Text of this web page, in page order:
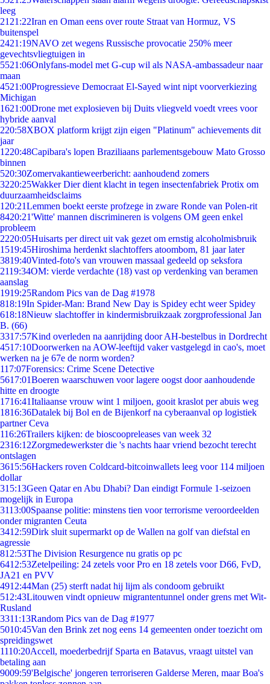
leeg
21 21:22Iran en Oman eens over route Straat van Hormuz, VS
buitenspel
2421:19NAVO zet wegens Russische provocatie 250% meer
gevechtsvliegtuigen in
5521:06Onlyfans-model met G-cup wil als NASA-ambassadeur naar
maan
4521:00Progressieve Democraat El-Sayed wint nipt voorverkiezing
Michigan
1621:00Drone met explosieven bij Duits vliegveld voedt vrees voor
hybride aanval
220:58XBOX platform krijgt zijn eigen "Platinum" achievements dit
jaar
1220:48Capibara's lopen Braziliaans parlementsgebouw Mato Grosso
binnen
520:30Zomervakantieweerbericht: aanhoudend zomers
3220:25Wakker Dier dient klacht in tegen insectenfabriek Protix om
duurzaamheidsclaims
1 20:21Lemmen boekt eerste profzege in zware Ronde van Polen-rit
8420:21'Witte' mannen discrimineren is volgens OM geen enkel
probleem
2220:05Huisarts per direct uit vak gezet om ernstig alcoholmisbruik
1519:45Hiroshima herdenkt slachtoffers atoombom, 81 jaar later
3819:40Vinted-foto's van vrouwen massaal gedeeld op seksfora
2119:34OM: vierde verdachte (18) vast op verdenking van beramen
aanslag
1919:25Random Pics van de Dag #1978
818:19In Spider-Man: Brand New Day is Spidey echt weer Spidey
618:18Nieuw slachtoffer in kindermisbruikzaak zorgprofessional Jan
B. (66)
3317:57Kind overleden na aanrijding door AH-bestelbus in Dordrecht
4517:10Doorwerken na AOW-leeftijd vaker vastgelegd in cao's, moet
werken na je 67e de norm worden?
117:07Forensics: Crime Scene Detective
5617:01Boeren waarschuwen voor lagere oogst door aanhoudende
hitte en droogte
1716:41Italiaanse vrouw wint 1 miljoen, gooit kraslot per abuis weg
1816:36Datalek bij Bol en de Bijenkorf na cyberaanval op logistiek
partner Ceva
116:26Trailers kijken: de bioscoopreleases van week 32
2316:12Zorgmedewerkster die 's nachts haar vriend bezocht terecht
ontslagen
3615:56Hackers roven Coldcard-bitcoinwallets leeg voor 114 miljoen
dollar
315:13Geen Qatar en Abu Dhabi? Dan eindigt Formule 1-seizoen
mogelijk in Europa
3113:00Spaanse politie: minstens tien voor terrorisme veroordeelden
onder migranten Ceuta
3412:59Dirk sluit supermarkt op de Wallen na golf van diefstal en
agressie
812:53The Division Resurgence nu gratis op pc
6412:53Zetelpeiling: 24 zetels voor Pro en 18 zetels voor D66, FvD,
JA21 en PVV
4912:44Man (25) sterft nadat hij lijm als condoom gebruikt
512:43Litouwen vindt opnieuw migrantentunnel onder grens met Wit-
Rusland
3311:13Random Pics van de Dag #1977
5010:45Van den Brink zet nog eens 14 gemeenten onder toezicht om
spreidingswet
1110:20Accell, moederbedrijf Sparta en Batavus, vraagt uitstel van
betaling aan
9009:59'Belgische' jongeren terroriseren Galderse Meren, maar Boa's